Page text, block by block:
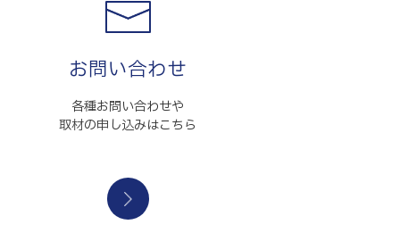
お問い合わせ
各種お問い合わせや
取材の申し込みはこちら